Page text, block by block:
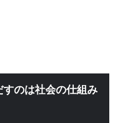
のは社会の仕組み